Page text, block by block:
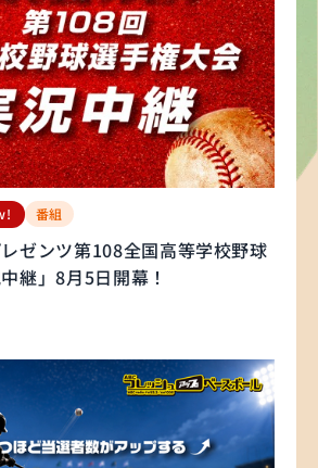
番組
レゼンツ第108全国高等学校野球
継」8月5日開幕！